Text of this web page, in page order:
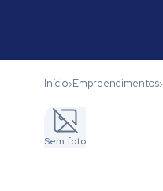
Início›Empreendimentos›
Sem foto